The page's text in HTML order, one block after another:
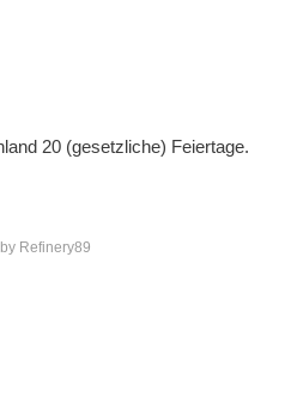
20 (gesetzliche) Feiertage.
Refinery89